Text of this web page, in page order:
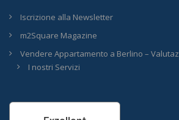
Iscrizione alla Newsletter
m2Square Magazine
Vendere Appartamento a Berlino –
I nostri Servizi